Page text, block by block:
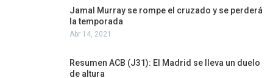
Jamal Murray se rompe el cruzado y se perderá
la temporada
Abr 14, 2021
Resumen ACB (J31): El Madrid se lleva un duelo
de altura